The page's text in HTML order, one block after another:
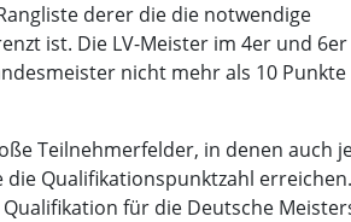
derer die die notwendige
ist. Die LV-Meister im 4er und
nicht mehr als 10
Teilnehmerfelder, in denen auch
Qualifikationspunktzahl
für die Deutsche